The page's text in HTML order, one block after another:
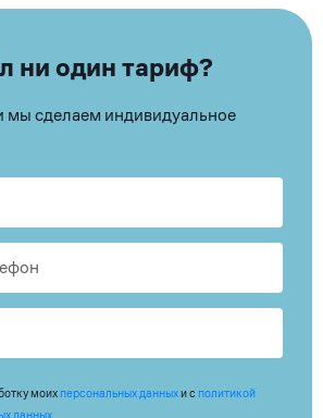
ни один тариф?
мы сделаем индивидуальное
моих персональных данныхи с политикой
данных